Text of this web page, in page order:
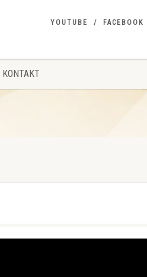
YOUTUBE FACEBOOK
KONTAKT